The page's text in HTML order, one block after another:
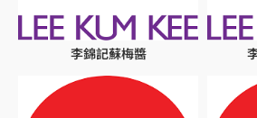
李錦記蘇梅醬